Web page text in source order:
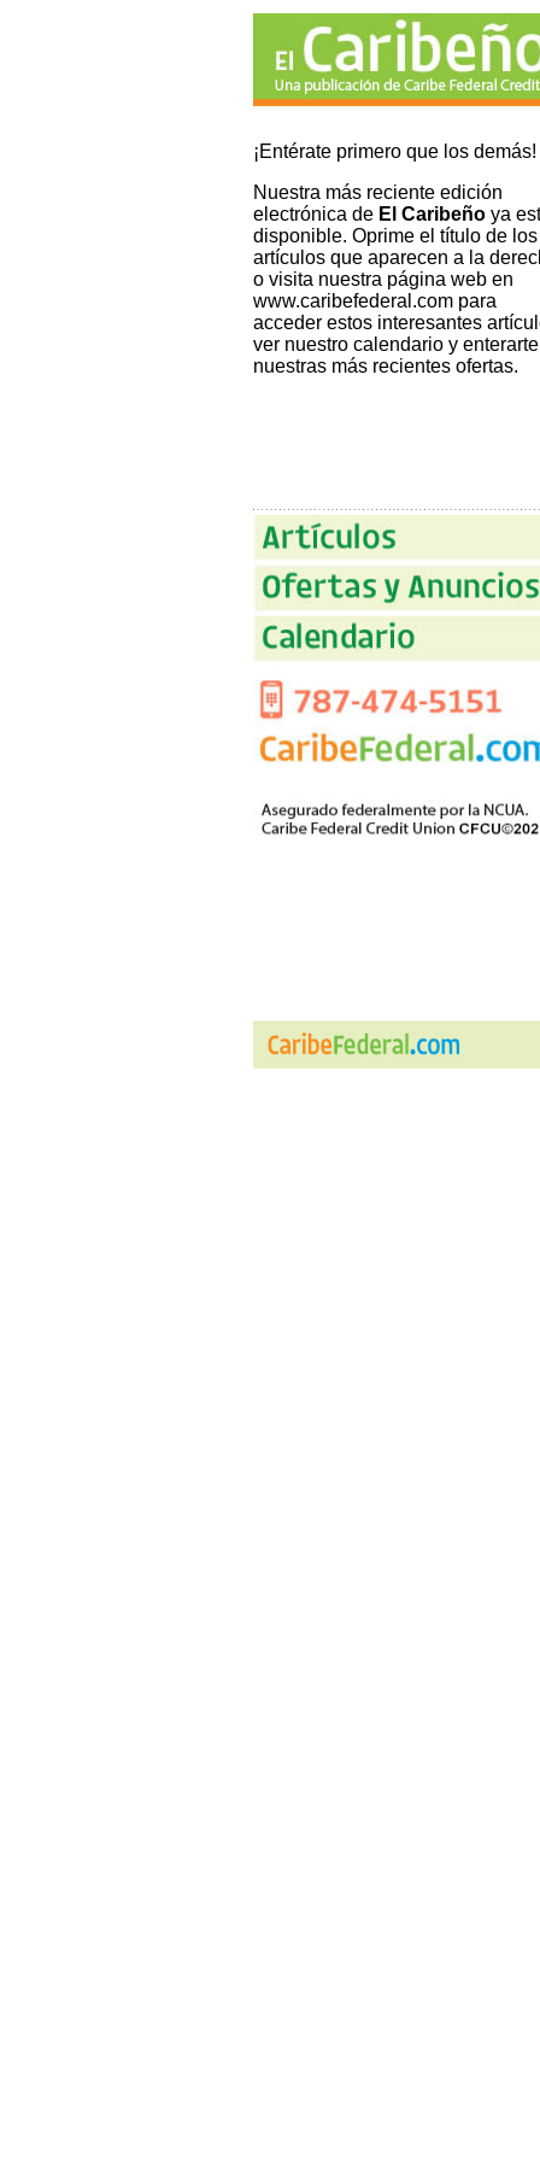
¡Entérate primero que los demás!
Nuestra más reciente edición
electrónica de El Caribeño ya
disponible. Oprime el título de los
artículos que aparecen a la
o visita nuestra página web en
www.caribefederal.com para
acceder estos interesantes
ver nuestro calendario y
nuestras más recientes ofertas.